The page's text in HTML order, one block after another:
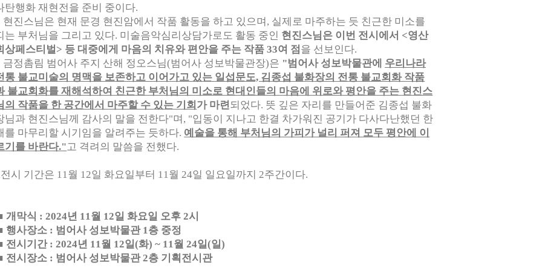
탄행화 재현전을 준비 중이다.
스님은 현재 문경 현진암에서 작품 활동을 하고 있으며, 실제로 마주하는 듯 친근한 미소를
는 부처님을 그리고 있다. 미술음악심리상담가로도 활동 중인 현진스님은 이번 전시에서 <영산
상페스티벌> 등 대중에게 마음의 치유와 편안을 주는 작품 33여 점 을 선보인다.
촘림 범어사 주지 산해 정오스님(범어사 성보박물관장)은 "범어사 성보박물관에 우리나라
통 불교미술의 명맥을 보존하고 이어가고 있는 일섭문도, 김종섭 불화장의 전통 불교회화 작품
불교회화를 재해석하여 친근한 부처님의 미소로 현대인들의 마음에 위로와 평안을 주는 현진스
의 작품을 한 공간에서 마주할 수 있는 기회 가 마련되었다. 뜻 깊은 자리를 만들어준 김종섭 불화
님과 현진스님께 감사의 말을 전한다"며, "입동이 지나고 한결 차가워진 공기가 다사다난했던 한
를 마무리할 시기임을 알려주는 듯하다. 예술을 통해 부처님의 가피가 널리 퍼져 모두 평안에 이
기를 바란다."고 격려의 말씀을 전했다.
기간은 11월 12일 화요일부터 11월 24일 일요일까지 2주간이다.
개막식 : 2024년 11월 12일 화요일 오후 2시
행사장소 : 범어사 성보박물관 1층 중정
전시기간 : 2024년 11월 12일(화) ~ 11월 24일(일)
전시장소 : 범어사 성보박물관 2층 기획전시관